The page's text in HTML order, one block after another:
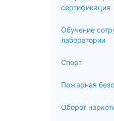
сертификация
Обучение
лаборатории
Спорт
Пожарная
Оборот